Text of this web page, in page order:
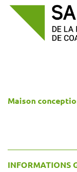
Passer
Maison
INFORMATIONS